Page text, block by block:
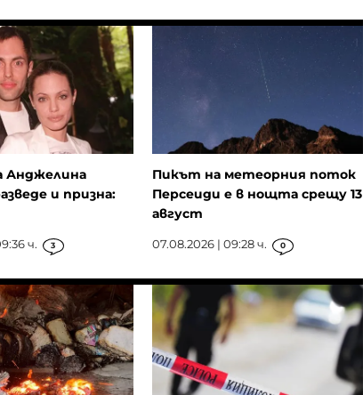
Анджелина
и призна:
ч. 3
Пикът на метеорния поток
Персеиди е в нощта срещу 13
август
07.08.2026 | 09:28 ч. 0